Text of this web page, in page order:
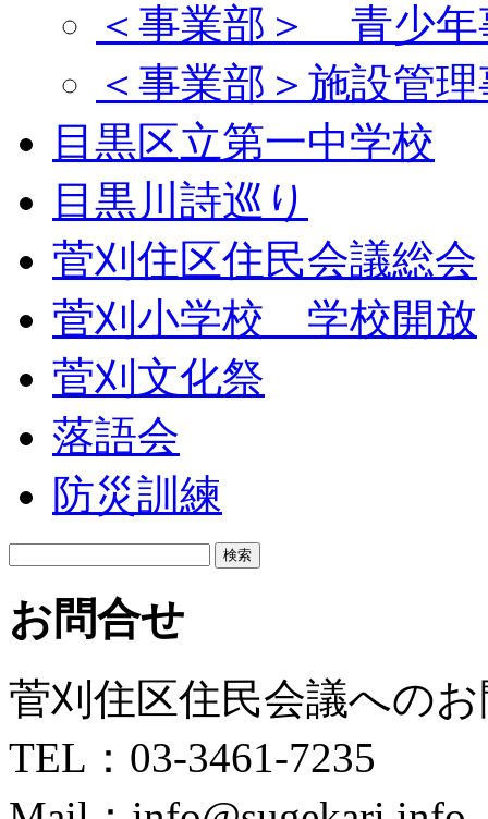
＜事業部＞ 青少年
＜事業部＞施設管
目黒区立第一中学校
目黒川詩巡り
菅刈住区住民会議総会
菅刈小学校 学校開放
菅刈文化祭
落語会
防災訓練
お問合せ
菅刈住区住民会議への
TEL：03-3461-7235